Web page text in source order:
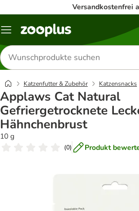
Versandkostenfrei
Menü
Produkte
suchen
Katzenfutter & Zubehör Katzensnacks
Applaws Cat Natural
Gefriergetrocknete
Hähnchenbrust
10 g
(0) Produkt